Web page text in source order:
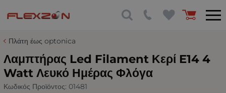
Πλάτη έως optonica
Λαμπτήρας Led Filament Κερί E14 4
Watt Λευκό Ημέρας Φλόγα
Κωδικός Προϊόντος: 01481